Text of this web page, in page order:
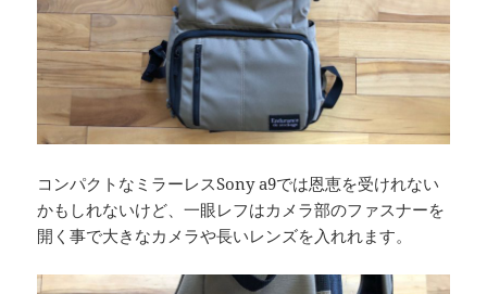
コンパクトなミラーレスSony a9では恩恵を受けれない
かもしれないけど、一眼レフはカメラ部のファスナーを
開く事で大きなカメラや長いレンズを入れれます。